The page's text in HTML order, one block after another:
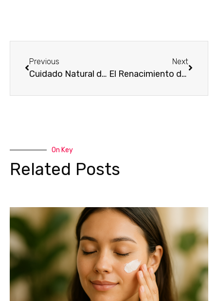
Previous
Cuidado Natural de la Piel con Aceite de Granada
Next
El Renacimiento del Jabón de Albahaca en el Cuidado de la Piel en Madrid
On Key
Related Posts